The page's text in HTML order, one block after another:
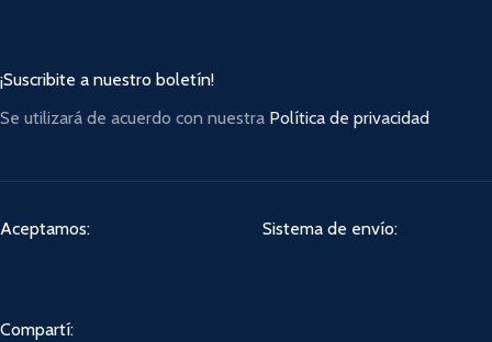
¡Suscribite a nuestro boletín!
Se utilizará de acuerdo con nuestra Política de privacidad
Aceptamos: Sistema de envío:
Compartí: